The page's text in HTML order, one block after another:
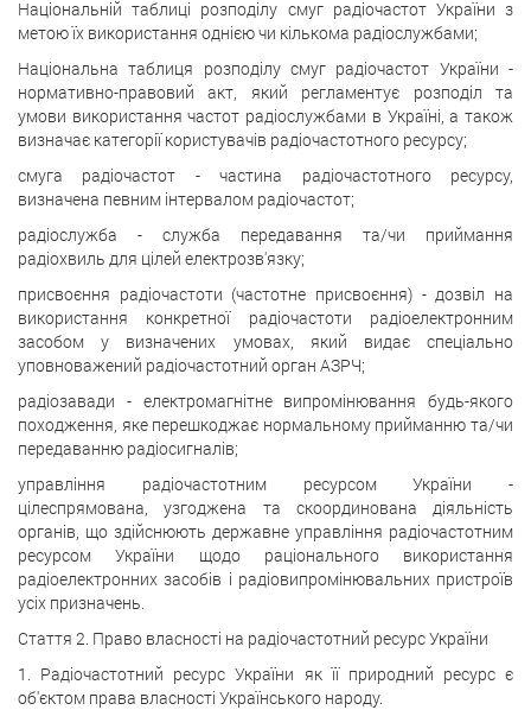
Національній таблиці розподілу смуг радіочастот України з
метою їх використання однією чи кількома радіослужбами;
Національна таблиця розподілу смуг радіочастот України -
нормативно-правовий акт, який регламентує розподіл та
умови використання частот радіослужбами в Україні, а також
визначає категорії користувачів радіочастотного ресурсу;
смуга радіочастот - частина радіочастотного ресурсу,
визначена певним інтервалом радіочастот;
радіослужба - служба передавання та/чи приймання
радіохвиль для цілей електрозв'язку;
присвоєння радіочастоти (частотне присвоєння) - дозвіл на
використання конкретної радіочастоти радіоелектронним
засобом у визначених умовах, який видає спеціально
уповноважений радіочастотний орган АЗРЧ;
радіозавади - електромагнітне випромінювання будь-якого
походження, яке перешкоджає нормальному прийманню та/чи
передаванню радіосигналів;
управління радіочастотним ресурсом України -
цілеспрямована, узгоджена та скоординована діяльність
органів, що здійснюють державне управління радіочастотним
ресурсом України щодо раціонального використання
радіоелектронних засобів і радіовипромінювальних пристроїв
усіх призначень.
Стаття 2. Право власності на радіочастотний ресурс України
1. Радіочастотний ресурс України як її природний ресурс є
об'єктом права власності Українського народу.